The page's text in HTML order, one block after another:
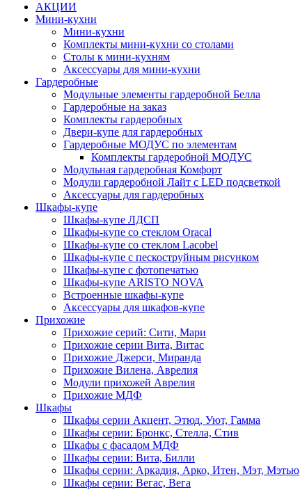
АКЦИИ
Мини-кухни
Мини-кухни
Комплекты мини-кухни со столами
Столы к мини-кухням
Аксессуары для мини-кухни
Гардеробные
Модульные элементы гардеробной Белла
Гардеробные на заказ
Комплекты гардеробных
Двери-купе для гардеробных
Гардеробные МОДУС по элементам
Комплекты гардеробной МОДУС
Модульная гардеробная Комфорт
Модули гардеробной Лайт с LED подсветкой
Аксессуары для гардеробных
Шкафы-купе
Шкафы-купе ЛДСП
Шкафы-купе со стеклом Oracal
Шкафы-купе со стеклом Lacobel
Шкафы-купе с пескоструйным рисунком
Шкафы-купе с фотопечатью
Шкафы-купе ARISTO NOVA
Встроенные шкафы-купе
Аксессуары для шкафов-купе
Прихожие
Прихожие серий: Сити, Мари
Прихожие серии Вита, Витас
Прихожие Джерси, Миранда
Прихожие Вилена, Аврелия
Модули прихожей Аврелия
Прихожие МДФ
Шкафы
Шкафы серии Акцент, Этюд, Уют, Гамма
Шкафы серии: Бронкс, Стелла, Стив
Шкафы с фасадом МДФ
Шкафы серии: Вита, Билли
Шкафы серии: Аркадия, Арко, Итен, Мэт, Мэтью
Шкафы серии: Вегас, Вега